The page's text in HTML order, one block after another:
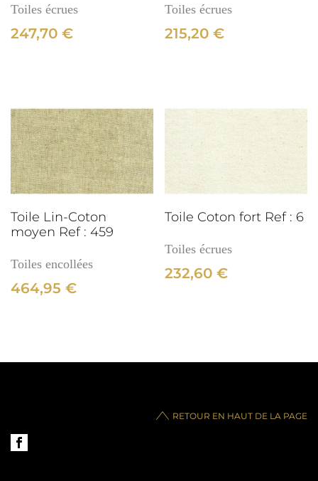
Toiles écrues
247,70 €
Toiles écrues
215,20€
Toile Lin-Coton
moyen Ref : 459
Toiles encollées
464,95 €
3cm
Toile Coton fort Ref : 6
Toiles écrues
232,60€
RETOUR EN HAUT DE LA PAGE